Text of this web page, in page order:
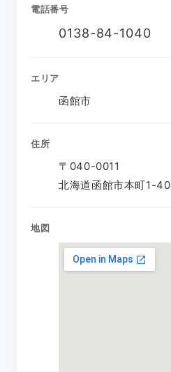
電話番号
0138-84-1040
エリア
函館市
住所
〒040-0011
北海道函館市本町1-40
地図